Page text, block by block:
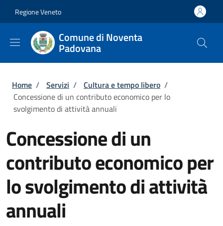
Regione Veneto
Comune di Noventa
Padovana
Briciole di pane
Home / Servizi / Cultura e tempo libero /
Concessione di un contributo economico per lo
svolgimento di attività annuali
Concessione di un
contributo economico per
lo svolgimento di attività
annuali